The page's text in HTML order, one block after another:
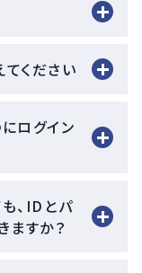
ください
ログイン
、IDとパ
ますか？